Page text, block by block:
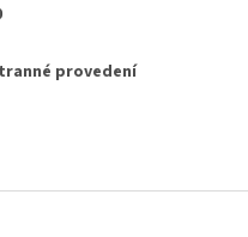
provedení